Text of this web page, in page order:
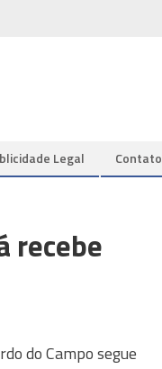
Legal Contato
recebe
do Campo segue